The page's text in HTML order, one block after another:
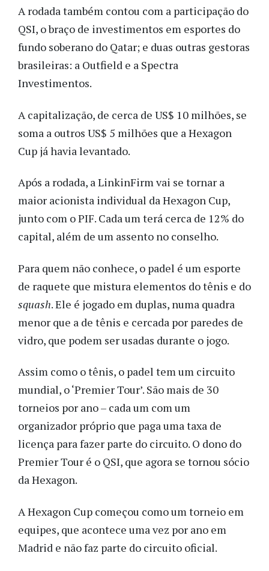
A rodada também contou com a participação do
QSI, o braço de investimentos em esportes do
fundo soberano do Qatar; e duas outras gestoras
brasileiras: a Outfield e a Spectra
Investimentos.
A capitalização, de cerca de US$ 10 milhões, se
soma a outros US$ 5 milhões que a Hexagon
Cup já havia levantado.
Após a rodada, a LinkinFirm vai se tornar a
maior acionista individual da Hexagon Cup,
junto com o PIF. Cada um terá cerca de 12% do
capital, além de um assento no conselho.
Para quem não conhece, o padel é um esporte
de raquete que mistura elementos do tênis e do
squash. Ele é jogado em duplas, numa quadra
menor que a de tênis e cercada por paredes de
vidro, que podem ser usadas durante o jogo.
Assim como o tênis, o padel tem um circuito
mundial, o ‘Premier Tour’. São mais de 30
torneios por ano – cada um com um
organizador próprio que paga uma taxa de
licença para fazer parte do circuito. O dono do
Premier Tour é o QSI, que agora se tornou sócio
da Hexagon.
A Hexagon Cup começou como um torneio em
equipes, que acontece uma vez por ano em
Madrid e não faz parte do circuito oficial.